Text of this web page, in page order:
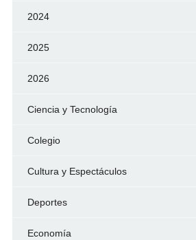
2024
2025
2026
Ciencia y Tecnología
Colegio
Cultura y Espectáculos
Deportes
Economía